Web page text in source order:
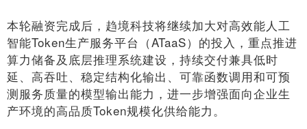
本轮融资完成后，趋境科技将继续加大对高效能人工
智能Token生产服务平台（ATaaS）的投入，重点推进
算力储备及底层推理系统建设，持续交付兼具低时
延、高吞吐、稳定结构化输出、可靠函数调用和可预
测服务质量的模型输出能力，进一步增强面向企业生
产环境的高品质Token规模化供给能力。